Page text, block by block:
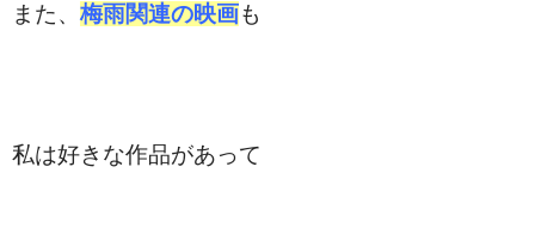
また、 梅雨関連の映画も
私は好きな作品があって